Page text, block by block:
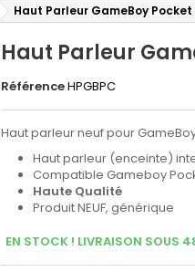
Haut Parleur GameBoy
Haut Parleur
RéférenceHPGBPC
Haut parleur neuf pour
Haut parleur (enceinte)
Compatible Gameboy
Haute Qualité
Produit NEUF, générique
EN STOCK ! LIVRAISON SOUS